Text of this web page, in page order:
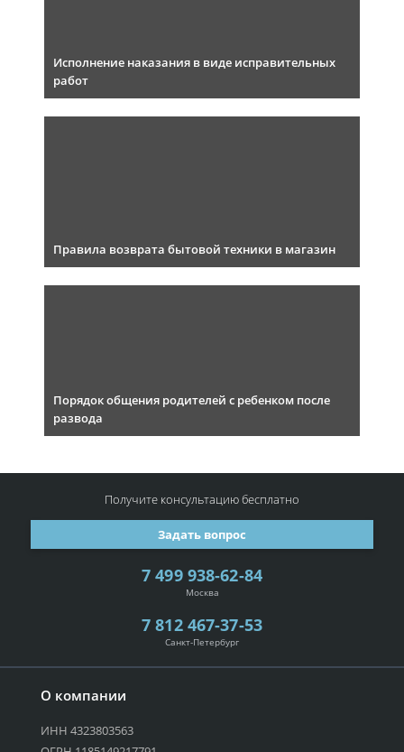
Исполнение наказания в виде исправительных
работ
Правила возврата бытовой техники в магазин
Порядок общения родителей с ребенком после
развода
О компании
ИНН 4323803563
7 499 938-62-84
Москва
7 812 467-37-53
Санкт-Петербург
Задать вопрос
Получите консультациюбесплатно